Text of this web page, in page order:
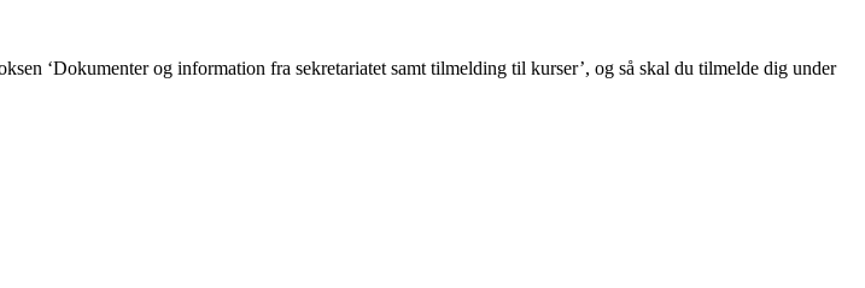
‘Dokumenter og information fra sekretariatet samt tilmelding til kurser’, og så skal du tilmelde dig under